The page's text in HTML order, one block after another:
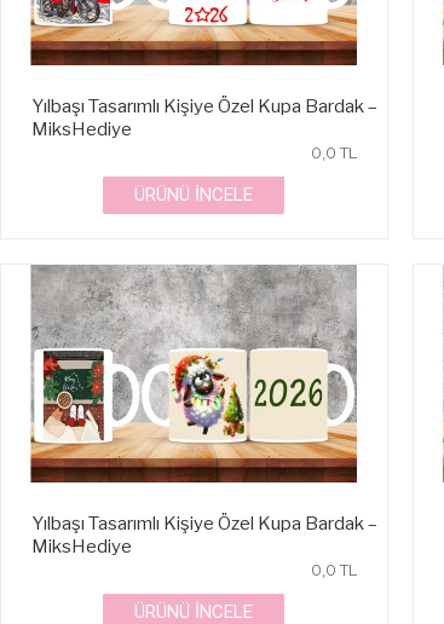
Yılbaşı Tasarımlı Kişiye Özel Kupa Bardak –
MiksHediye
0,0 TL
ÜRÜNÜ İNCELE
Yılbaşı Tasarımlı Kişiye Özel Kupa Bardak –
MiksHediye
0,0 TL
ÜRÜNÜ İNCELE